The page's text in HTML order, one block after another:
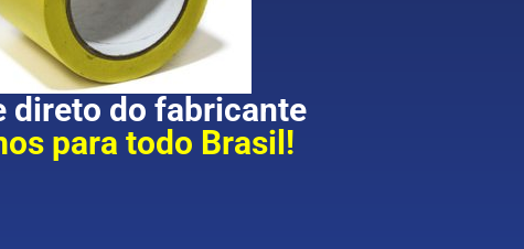
direto do fabricante
para todo Brasil!